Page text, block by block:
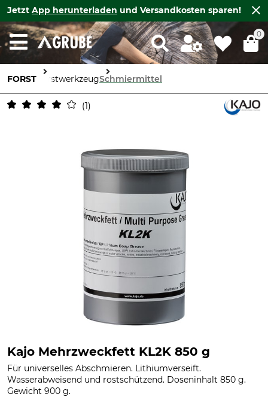
Jetzt App herunterladen und Versandkosten sparen!
0
FORST ForstwerkzeugSchmiermittel
1
Kajo Mehrzweckfett KL2K 850 g
Für universelles Abschmieren. Lithiumverseift.
Wasserabweisend und rostschützend. Doseninhalt 850 g.
Gewicht 900 g.